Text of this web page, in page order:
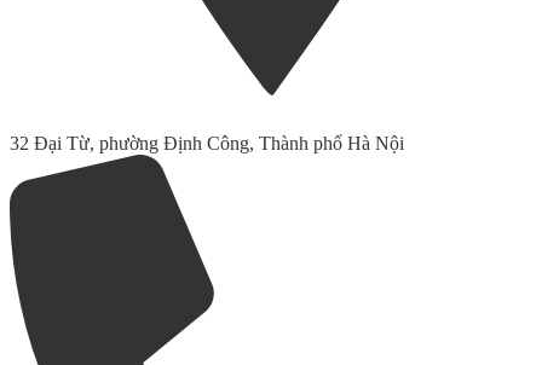
32 Đại Từ, phường Định Công, Thành phố Hà Nội